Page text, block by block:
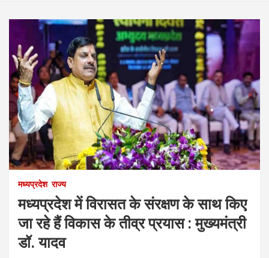
मध्यप्रदेश राज्य
मध्यप्रदेश में विरासत के संरक्षण के साथ किए
जा रहे हैं विकास के तीव्र प्रयास : मुख्यमंत्री
डॉ. यादव